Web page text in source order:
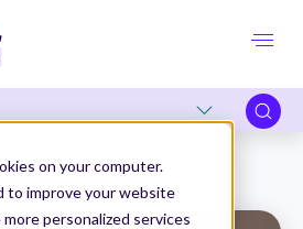
on your computer.
to improve your website
personalized services
Management